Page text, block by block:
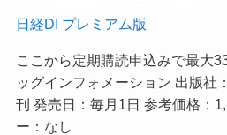
日経DI プレミアム版
ここから定期購読申込みで最大
ッグインフォメーション 出版社
刊 発売日：毎月1日 参考価格：
ー：なし